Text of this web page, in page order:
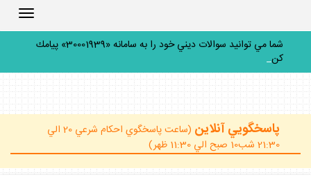
شما مي توانيد سوالات ديني خود را به سامانه «30001939» پيامك
كنيد.
پاسخگويي آنلاين
(ساعت پاسخگوي احكام شرعي 20 الي
21:30 شب10 صبح الي 11:30 ظهر)